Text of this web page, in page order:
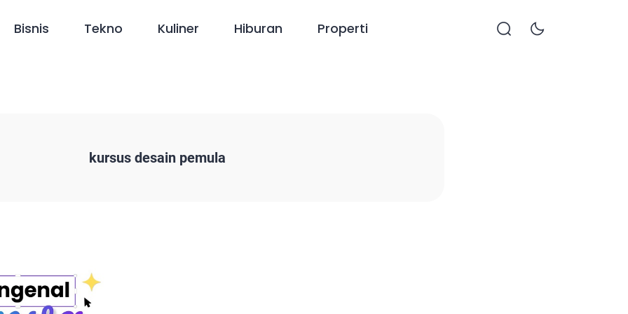
Bisnis Tekno Kuliner Hiburan Properti
kursus desain pemula